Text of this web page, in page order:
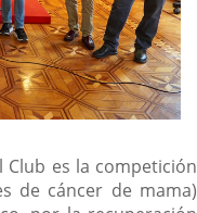
Club es la competición
de cáncer de mama)